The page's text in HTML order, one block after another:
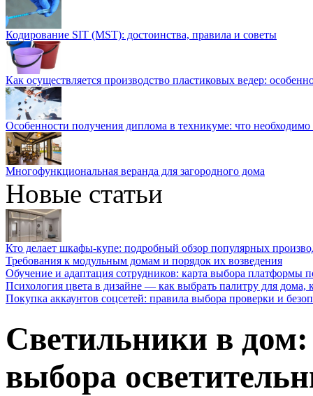
Кодирование SIT (MST): достоинства, правила и советы
Как осуществляется производство пластиковых ведер:
Особенности получения диплома в техникуме: что необходимо
Многофункциональная веранда для загородного дома
Новые статьи
Кто делает шкафы-купе: подробный обзор популярных
Требования к модульным домам и порядок их возведения
Обучение и адаптация сотрудников: карта выбора платформы
Психология цвета в дизайне — как выбрать палитру для дома,
Покупка аккаунтов соцсетей: правила выбора проверки и
Светильники в
выбора